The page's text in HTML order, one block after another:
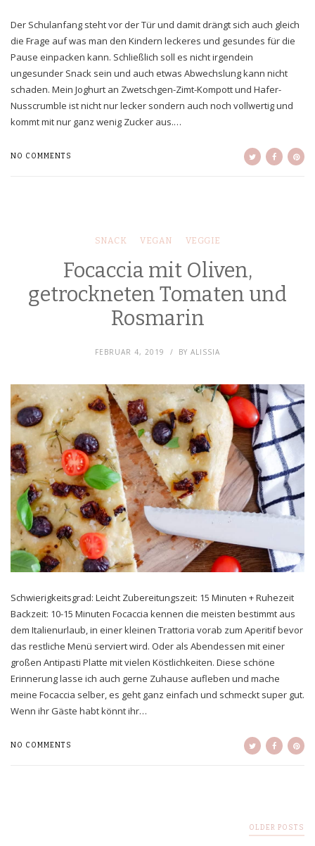
Der Schulanfang steht vor der Tür und damit drängt sich auch gleich
die Frage auf was man den Kindern leckeres und gesundes für die
Pause einpacken kann. Schließlich soll es nicht irgendein
ungesunder Snack sein und auch etwas Abwechslung kann nicht
schaden. Mein Joghurt an Zwetschgen-Zimt-Kompott und Hafer-
Nusscrumble ist nicht nur lecker sondern auch noch vollwertig und
kommt mit nur ganz wenig Zucker aus.…
NO COMMENTS
SNACK VEGAN VEGGIE
Focaccia mit Oliven,
getrockneten Tomaten und
Rosmarin
FEBRUAR 4, 2019 BY ALISSIA
Schwierigkeitsgrad: Leicht Zubereitungszeit: 15 Minuten + Ruhezeit
Backzeit: 10-15 Minuten Focaccia kennen die meisten bestimmt aus
dem Italienurlaub, in einer kleinen Trattoria vorab zum Aperitif bevor
das restliche Menü serviert wird. Oder als Abendessen mit einer
großen Antipasti Platte mit vielen Köstlichkeiten. Diese schöne
Erinnerung lasse ich auch gerne Zuhause aufleben und mache
meine Focaccia selber, es geht ganz einfach und schmeckt super gut.
Wenn ihr Gäste habt könnt ihr…
NO COMMENTS
OLDER POSTS